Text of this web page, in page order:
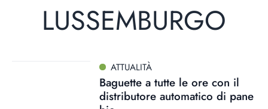
LUSSEMBURGO
ATTUALITÀ
Baguette a tutte le ore con il
distributore automatico di pane